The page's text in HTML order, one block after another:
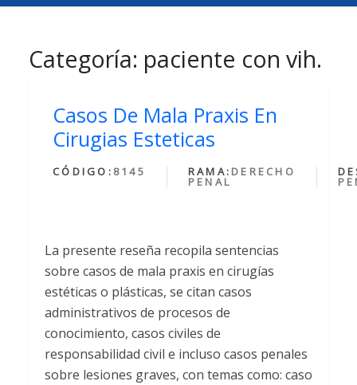
Categoría: paciente con vih.
Casos De Mala Praxis En
Cirugias Esteticas
CÓDIGO: 8145 RAMA: DERECHO
PENAL
La presente reseña recopila sentencias
sobre casos de mala praxis en cirugías
estéticas o plásticas, se citan casos
administrativos de procesos de
conocimiento, casos civiles de
responsabilidad civil e incluso casos penales
sobre lesiones graves, con temas como: caso